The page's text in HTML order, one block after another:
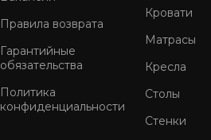
Правила возврата
Гарантийные
обязательства
Политика
конфиденциальности
Кровати
Матрасы
Кресла
Столы
Стенки